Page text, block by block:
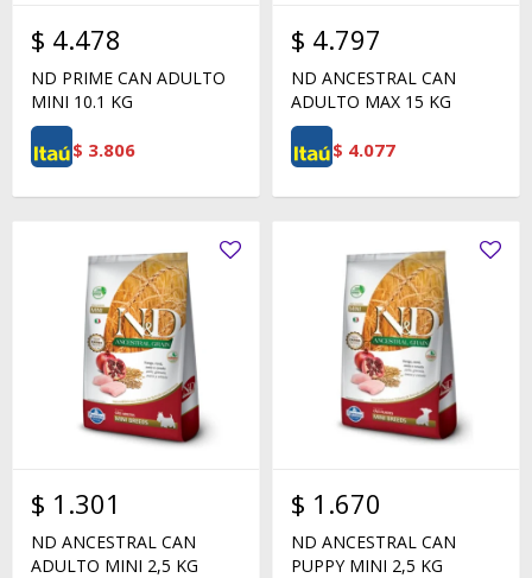
$ 4.478
ND PRIME CAN ADULTO
MINI 10.1 KG
$ 3.806
$ 4.797
ND ANCESTRAL CAN
ADULTO MAX 15 KG
$ 4.077
$ 1.301
ND ANCESTRAL CAN
ADULTO MINI 2,5 KG
$ 1.670
ND ANCESTRAL CAN
PUPPY MINI 2,5 KG